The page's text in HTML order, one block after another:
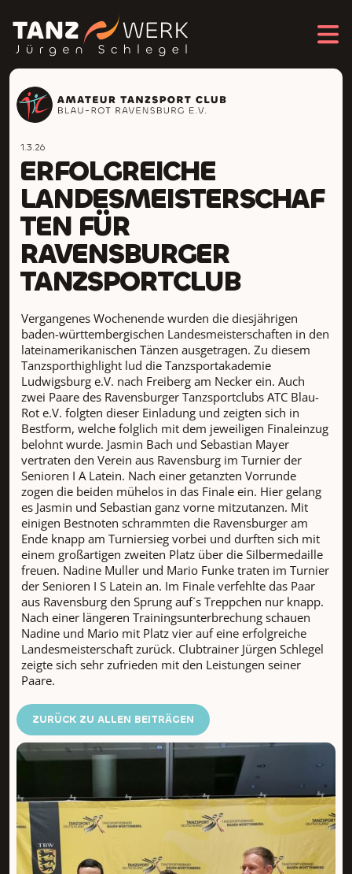
1.3.26
ERFOLGREICHE
LANDESMEISTERSCHAF
TEN FÜR
RAVENSBURGER
TANZSPORTCLUB
Vergangenes Wochenende wurden die diesjährigen
baden-württembergischen Landesmeisterschaften in den
lateinamerikanischen Tänzen ausgetragen. Zu diesem
Tanzsporthighlight lud die Tanzsportakademie
Ludwigsburg e.V. nach Freiberg am Necker ein. Auch
zwei Paare des Ravensburger Tanzsportclubs ATC Blau-
Rot e.V. folgten dieser Einladung und zeigten sich in
Bestform, welche folglich mit dem jeweiligen Finaleinzug
belohnt wurde. Jasmin Bach und Sebastian Mayer
vertraten den Verein aus Ravensburg im Turnier der
Senioren I A Latein. Nach einer getanzten Vorrunde
zogen die beiden mühelos in das Finale ein. Hier gelang
es Jasmin und Sebastian ganz vorne mitzutanzen. Mit
einigen Bestnoten schrammten die Ravensburger am
Ende knapp am Turniersieg vorbei und durften sich mit
einem großartigen zweiten Platz über die Silbermedaille
freuen. Nadine Muller und Mario Funke traten im Turnier
der Senioren I S Latein an. Im Finale verfehlte das Paar
aus Ravensburg den Sprung auf´s Treppchen nur knapp.
Nach einer längeren Trainingsunterbrechung schauen
Nadine und Mario mit Platz vier auf eine erfolgreiche
Landesmeisterschaft zurück. Clubtrainer Jürgen Schlegel
zeigte sich sehr zufrieden mit den Leistungen seiner
Paare.
ZURÜCK ZU ALLEN BEITRÄGEN